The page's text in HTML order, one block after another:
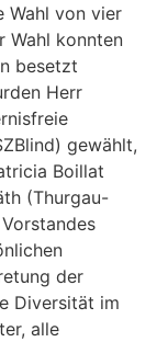
Wahl von vier
Wahl konnten
besetzt
Herr
gewählt,
Boillat
(Thurgau-
der
Diversität im
alle